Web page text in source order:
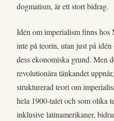
dogmatism, är ett stort bidrag.
Idén om imperialism finns
inte på teorin, utan just på
dess ekonomiska grund. Men
revolutionära tänkandet
strukturerad teori om
hela 1900-talet och som olika
inklusive latinamerikaner,